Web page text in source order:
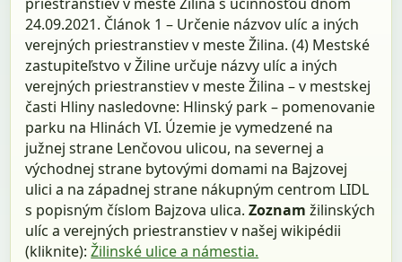
24.09.2021. Článok 1 – Určenie názvov ulíc a iných
verejných priestranstiev v meste Žilina. (4) Mestské
zastupiteľstvo v Žiline určuje názvy ulíc a iných
verejných priestranstiev v meste Žilina – v mestskej
časti Hliny nasledovne: Hlinský park – pomenovanie
parku na Hlinách VI. Územie je vymedzené na
južnej strane Lenčovou ulicou, na severnej a
východnej strane bytovými domami na Bajzovej
ulici a na západnej strane nákupným centrom LIDL
s popisným číslom Bajzova ulica.Zoznamžilinských
ulíc a verejných priestranstiev v našej wikipédii
(kliknite):Žilinské ulice a námestia.